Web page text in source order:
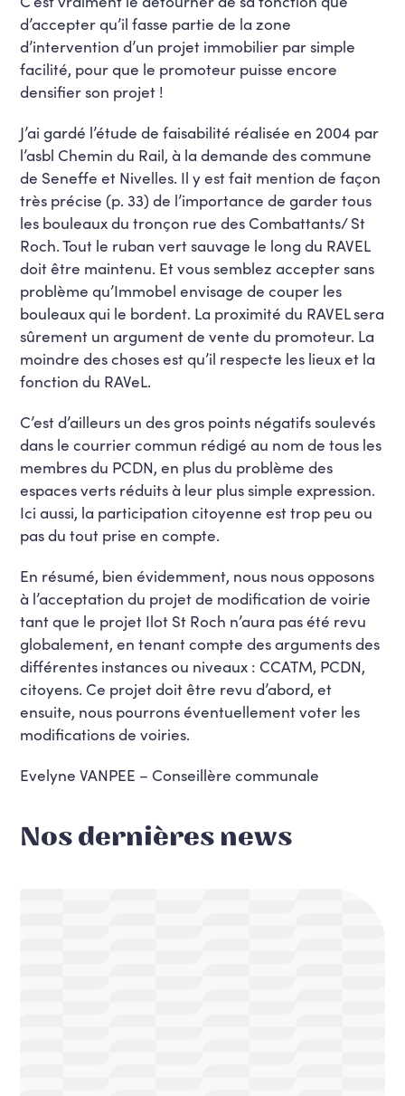
d’accepter qu’il fasse partie de la zone
d’intervention d’un projet immobilier par simple
facilité, pour que le promoteur puisse encore
densifier son projet !
J’ai gardé l’étude de faisabilité réalisée en 2004 par
l’asbl Chemin du Rail, à la demande des commune
de Seneffe et Nivelles. Il y est fait mention de façon
très précise (p. 33) de l’importance de garder tous
les bouleaux du tronçon rue des Combattants/ St
Roch. Tout le ruban vert sauvage le long du RAVEL
doit être maintenu. Et vous semblez accepter sans
problème qu’Immobel envisage de couper les
bouleaux qui le bordent. La proximité du RAVEL sera
sûrement un argument de vente du promoteur. La
moindre des choses est qu’il respecte les lieux et la
fonction du RAVeL.
C’est d’ailleurs un des gros points négatifs soulevés
dans le courrier commun rédigé au nom de tous les
membres du PCDN, en plus du problème des
espaces verts réduits à leur plus simple expression.
Ici aussi, la participation citoyenne est trop peu ou
pas du tout prise en compte.
En résumé, bien évidemment, nous nous opposons
à l’acceptation du projet de modification de voirie
tant que le projet Ilot St Roch n’aura pas été revu
globalement, en tenant compte des arguments des
différentes instances ou niveaux : CCATM, PCDN,
citoyens. Ce projet doit être revu d’abord, et
ensuite, nous pourrons éventuellement voter les
modifications de voiries.
Evelyne VANPEE – Conseillère communale
Nos dernières news